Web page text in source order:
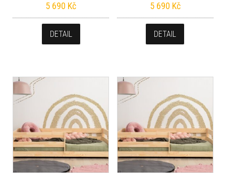
5 690 Kč
DETAIL
5 690 Kč
DETAIL